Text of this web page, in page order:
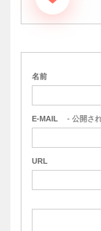
名前
E-MAIL - 公開さ
URL